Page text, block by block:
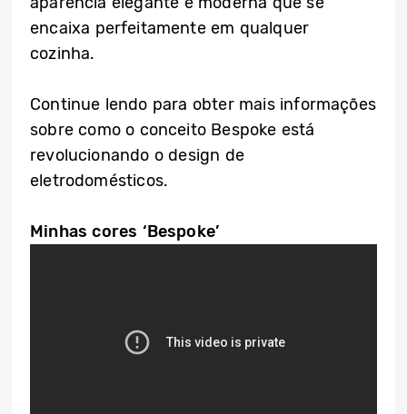
encaixa perfeitamente em qualquer
cozinha.
Continue lendo para obter mais informações
sobre como o conceito Bespoke está
revolucionando o design de
eletrodomésticos.
Minhas cores ‘Bespoke’